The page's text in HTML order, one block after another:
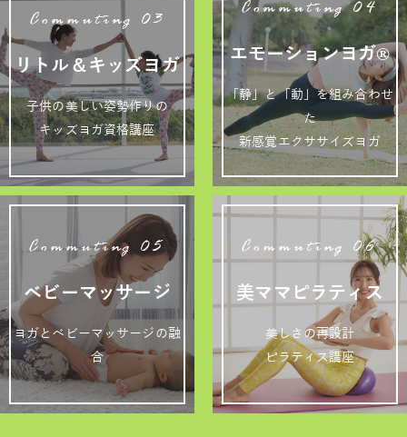
Commuting 03
リトル＆キッズヨガ
子供の美しい姿勢作りの
キッズヨガ資格講座
Commuting 04
エモーションヨガ®
「静」と「動」を組み合わせ
た
新感覚エクササイズヨガ
Commuting 05
ベビーマッサージ
ヨガとベビーマッサージの融
合
Commuting 06
美ママピラティス
美しさの再設計
ピラティス講座